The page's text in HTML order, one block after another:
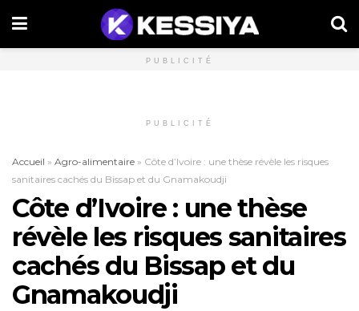
PUBLICITÉ
PUBLICITÉ
Accueil » Agro-alimentaire » Côte d’Ivoire : une thèse révèle les risques
sanitaires cachés du Bissap et du Gnamakoudji
Côte d’Ivoire : une thèse
révèle les risques sanitaires
cachés du Bissap et du
Gnamakoudji